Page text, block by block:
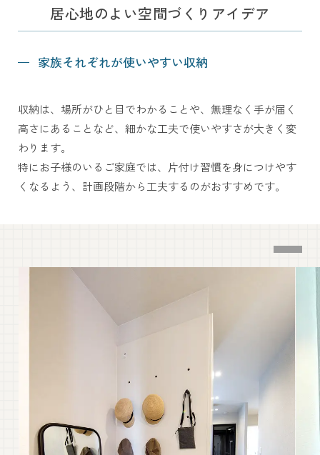
居心地のよい空間づくりアイデア
家族それぞれが使いやすい収納
収納は、場所がひと目でわかることや、 無理なく手が届く
高さにあることなど、 細かな工夫で使いやすさが大きく変
わります。
特にお子様のいるご家庭では、片付け習慣を身につけやす
くなるよう、計画段階から工夫するのがおすすめです。